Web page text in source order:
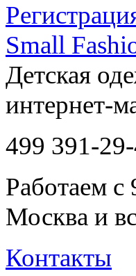
Small
Детская
интернет-
499 391-
Работаем с
Москва и
Контакты